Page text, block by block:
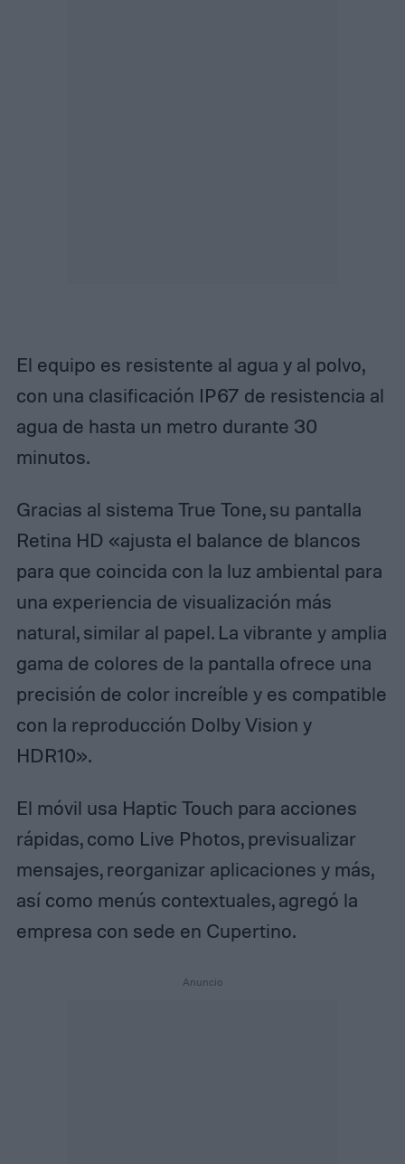
El equipo es resistente al agua y al polvo,
con una clasificación IP67 de resistencia al
agua de hasta un metro durante 30
minutos.
Gracias al sistema True Tone, su pantalla
Retina HD «ajusta el balance de blancos
para que coincida con la luz ambiental para
una experiencia de visualización más
natural, similar al papel. La vibrante y amplia
gama de colores de la pantalla ofrece una
precisión de color increíble y es compatible
con la reproducción Dolby Vision y
HDR10».
El móvil usa Haptic Touch para acciones
rápidas, como Live Photos, previsualizar
mensajes, reorganizar aplicaciones y más,
así como menús contextuales, agregó la
empresa con sede en Cupertino.